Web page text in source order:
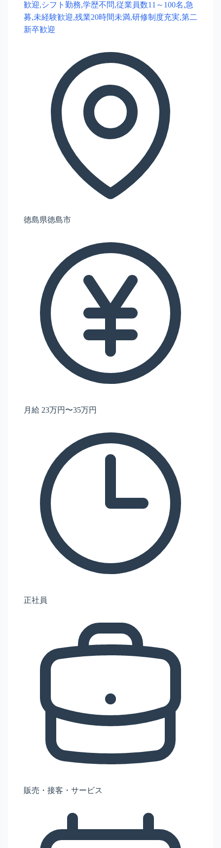
歓迎,シフト勤務,学歴不問,従業員数11～100名,急
募,未経験歓迎,残業20時間未満,研修制度充実,第二
新卒歓迎
徳島県徳島市
月給 23万円〜35万円
正社員
販売・接客・サービス